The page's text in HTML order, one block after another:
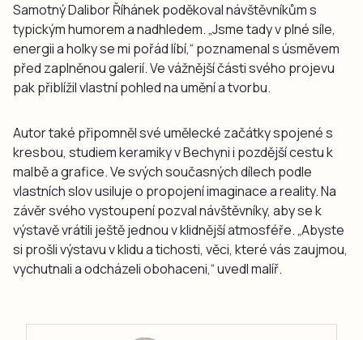
Samotný Dalibor Říhánek poděkoval návštěvníkům s
typickým humorem a nadhledem. „Jsme tady v plné síle,
energii a holky se mi pořád líbí,“ poznamenal s úsměvem
před zaplněnou galerií. Ve vážnější části svého projevu
pak přiblížil vlastní pohled na umění a tvorbu.
Autor také připomněl své umělecké začátky spojené s
kresbou, studiem keramiky v Bechyni i pozdější cestu k
malbě a grafice. Ve svých současných dílech podle
vlastních slov usiluje o propojení imaginace a reality. Na
závěr svého vystoupení pozval návštěvníky, aby se k
výstavě vrátili ještě jednou v klidnější atmosféře. „Abyste
si prošli výstavu v klidu a tichosti, věci, které vás zaujmou,
vychutnali a odcházeli obohaceni,“ uvedl malíř.